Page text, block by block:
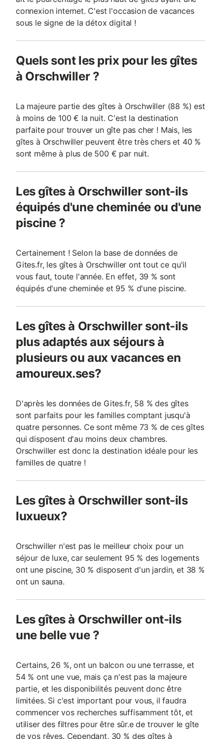
connexion internet. C'est l'occasion de vacances
sous le signe de la détox digital !
Quels sont les prix pour les gîtes
à Orschwiller ?
La majeure partie des gîtes à Orschwiller (88 %) est
à moins de 100 € la nuit. C'est la destination
parfaite pour trouver un gîte pas cher ! Mais, les
gîtes à Orschwiller peuvent être très chers et 40 %
sont même à plus de 500 € par nuit.
Les gîtes à Orschwiller sont-ils
équipés d'une cheminée ou d'une
piscine ?
Certainement ! Selon la base de données de
Gites.fr, les gîtes à Orschwiller ont tout ce qu'il
vous faut, toute l'année. En effet, 39 % sont
équipés d'une cheminée et 95 % d'une piscine.
Les gîtes à Orschwiller sont-ils
plus adaptés aux séjours à
plusieurs ou aux vacances en
amoureux.ses?
D'après les données de Gites.fr, 58 % des gîtes
sont parfaits pour les familles comptant jusqu'à
quatre personnes. Ce sont même 73 % de ces gîtes
qui disposent d'au moins deux chambres.
Orschwiller est donc la destination idéale pour les
familles de quatre !
Les gîtes à Orschwiller sont-ils
luxueux?
Orschwiller n'est pas le meilleur choix pour un
séjour de luxe, car seulement 95 % des logements
ont une piscine, 30 % disposent d'un jardin, et 38 %
ont un sauna.
Les gîtes à Orschwiller ont-ils
une belle vue ?
Certains, 26 %, ont un balcon ou une terrasse, et
54 % ont une vue, mais ça n'est pas la majeure
partie, et les disponibilités peuvent donc être
limitées. Si c'est important pour vous, il faudra
commencer vos recherches suffisamment tôt, et
utiliser des filtres pour être sûr.e de trouver le gîte
de vos rêves. Cependant, 30 % des gîtes à